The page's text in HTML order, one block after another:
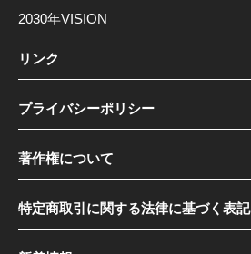
2030年VISION
リンク
プライバシーポリシー
著作権について
特定商取引に関する法律に基づく表記